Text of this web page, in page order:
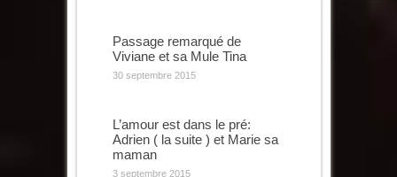
Passage remarqué de
Viviane et sa Mule Tina
30 septembre 2015
L’amour est dans le pré:
Adrien ( la suite ) et Marie sa
maman
3 septembre 2015